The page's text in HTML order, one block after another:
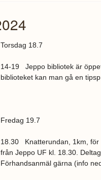
Torsdag 18.7
14-19 Jeppo bibliotek är
biblioteket kan man gå en
Fredag 19.7
18.30 Knatterundan, 1km, för
från Jeppo UF kl. 18.30.
Förhandsanmäl gärna (info